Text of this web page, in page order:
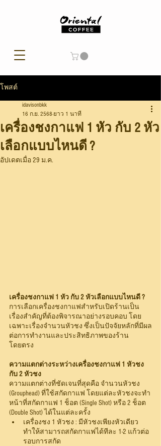
โพสต์
เครื่องชงกาแฟ 1 หัว กับ 2 หัว
เลือกแบบไหนดี ?
idavisonbkk
16 ก.ย. 2568 ยาว 1 นาที
อัปเดตเมื่อ29 ม.ค.
เครื่องชงกาแฟ 1 หัว กับ 2 หัวเลือกแบบไหนดี ?
การเลือกเครื่องชงกาแฟสำหรับเปิดร้านเป็น
เรื่องสำคัญที่ต้องพิจารณาอย่างรอบคอบ โดย
เฉพาะเรื่องจำนวนหัวชง ซึ่งเป็นปัจจัยหลักที่มีผล
ต่อการทำงานและประสิทธิภาพของร้าน
โดยตรง
ความแตกต่างระหว่างเครื่องชงกาแฟ 1 หัวชง
กับ 2 หัวชง
ความแตกต่างที่ชัดเจนที่สุดคือ จำนวนหัวชง
(Grouphead) ที่ใช้สกัดกาแฟ โดยแต่ละหัวชงจะทำ
หน้าที่สกัดกาแฟ 1 ช็อต (Single Shot) หรือ 2 ช็อต
(Double Shot) ได้ในแต่ละครั้ง
เครื่องชง 1 หัวชง : มีหัวชงเพียงหัวเดียว
ทำให้สามารถสกัดกาแฟได้ทีละ 1-2 แก้วต่อ
รอบการสกัด